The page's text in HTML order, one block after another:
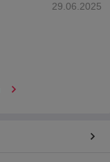
29.06.2025